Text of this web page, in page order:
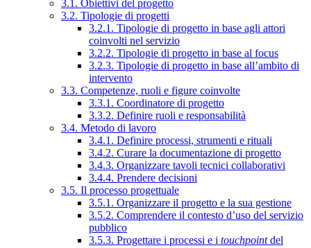
3.1. Obiettivi del progetto
3.2. Tipologie di progetti
3.2.1. Tipologie di progetto in base agli attori
coinvolti nel servizio
3.2.2. Tipologie di progetto in base al focus
3.2.3. Tipologie di progetto in base all’ambito di
intervento
3.3. Competenze, ruoli e figure coinvolte
3.3.1. Coordinatore di progetto
3.3.2. Definire ruoli e responsabilità
3.4. Metodo di lavoro
3.4.1. Definire processi, strumenti e rituali
3.4.2. Curare la documentazione di progetto
3.4.3. Organizzare tavoli tecnici collaborativi
3.4.4. Prendere decisioni
3.5. Il processo progettuale
3.5.1. Organizzare il progetto e la sua gestione
3.5.2. Comprendere il contesto d’uso del servizio
pubblico
3.5.3. Progettare i processi e i touchpointdel